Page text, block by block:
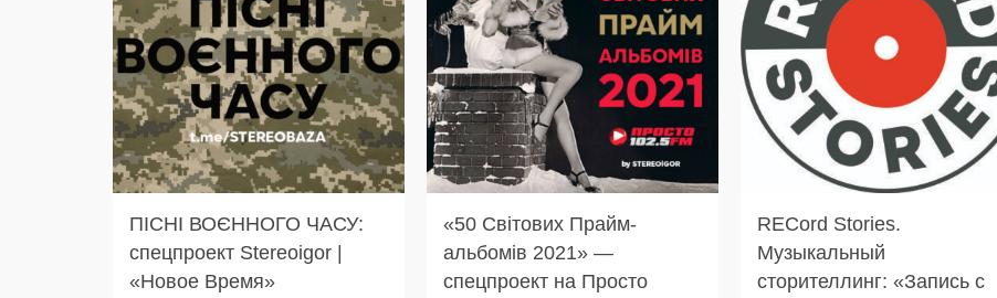
ПІСНІ ВОЄННОГО ЧАСУ:
спецпроект Stereoigor |
«Новое Время»
«50 Світових Прайм-
альбомів 2021» —
спецпроект на Просто
RECord Stories.
Музыкальный
сторителлинг: «Запись с